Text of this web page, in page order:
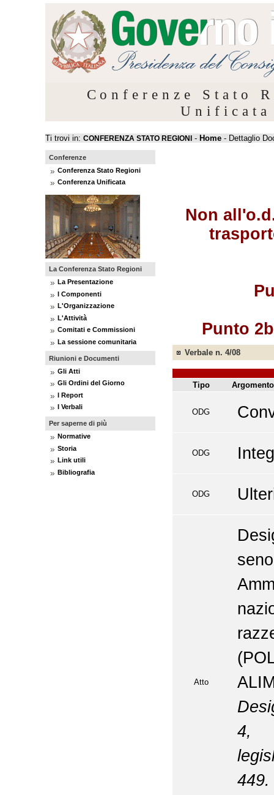
Conferenze Stato
Unificata
Ti trovi in: CONFERENZA STATO REGIONI - Home - Dettaglio
Conferenze
Conferenza Stato Regioni
Conferenza Unificata
La Conferenza Stato Regioni
La Presentazione
I Componenti
L'Organizzazione
L'Attività
Comitati e Commissioni
La sessione comunitaria
Riunioni e Documenti
Gli Atti
Gli Ordini del Giorno
I Report
I Verbali
Per saperne di più
Normative
Storia
Link utili
Bibliografia
Non
Punto
Verbale n. 4/08
Tipo Argomento
ODG
ODG
ODG
Atto
4,
449.